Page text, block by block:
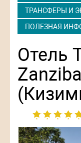
ТРАНСФЕРЫ И
ПОЛЕЗНАЯ
Отель